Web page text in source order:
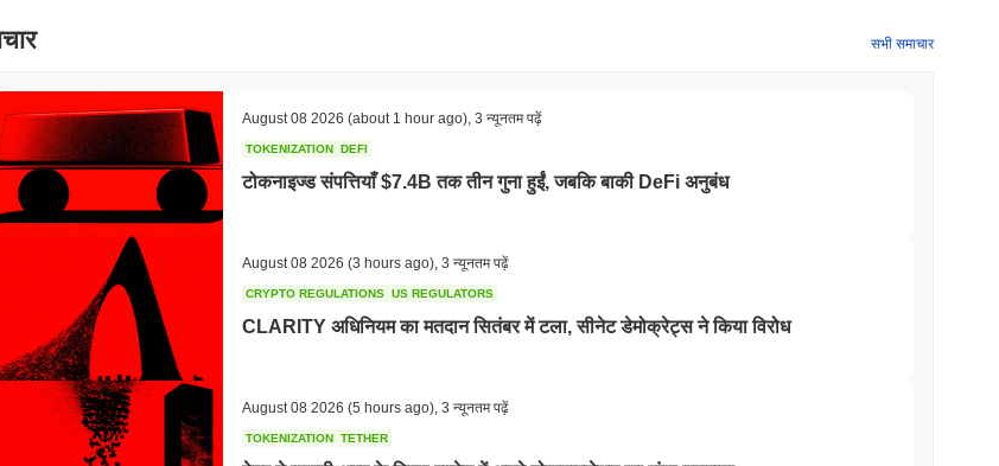
क्रिप्टो बाजार की तुलना में McCheese कैसा प्रदर्शन कर रहा है?
की मूल्य कार्रवाई में मजबूत प्रदर्शन का संकेत देता है।
सभी समाचार
August 08 2026 (about 1 hour ago) 3 न्यूनतम पढ़ें
TOKENIZATION DEFI
टोकनाइज्ड संपत्तियाँ $7.4B तक तीन गुना हुईं, जबकि बाकी DeFi अनुबंध
August 08 2026 (3 hours ago) 3 न्यूनतम पढ़ें
CRYPTO REGULATIONS US REGULATORS
CLARITY अधिनियम का मतदान सितंबर में टला, सीनेट डेमोक्रेट्स ने किया विरोध
August 08 2026 (5 hours ago) 3 न्यूनतम पढ़ें
TOKENIZATION TETHER